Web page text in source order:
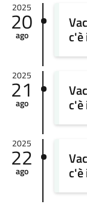
2025
20
ago c'è
2025
21
ago c'è
2025
22
ago c'è